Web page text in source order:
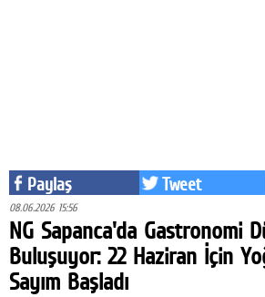
Bilim
Kültür-sanat
Sağlık
Paylaş Tweet
08.06.2026 15:56
NG Sapanca'da Gastronomi
Buluşuyor: 22 Haziran İçin
Sayım Başladı